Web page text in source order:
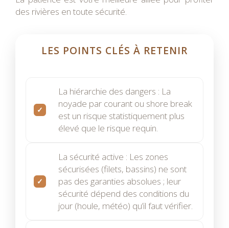
des rivières en toute sécurité.
LES POINTS CLÉS À RETENIR
La hiérarchie des dangers : La
noyade par courant ou shore break
est un risque statistiquement plus
élevé que le risque requin.
La sécurité active : Les zones
sécurisées (filets, bassins) ne sont
pas des garanties absolues ; leur
sécurité dépend des conditions du
jour (houle, météo) qu’il faut vérifier.